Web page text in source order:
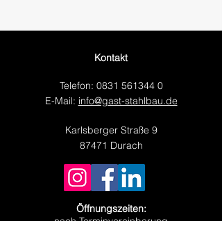
Kontakt
Telefon: 0831 561344 0
E-Mail: info@gast-stahlbau.de
Karlsberger Straße 9
87471 Durach
Öffnungszeiten:
nach Terminvereinbarung